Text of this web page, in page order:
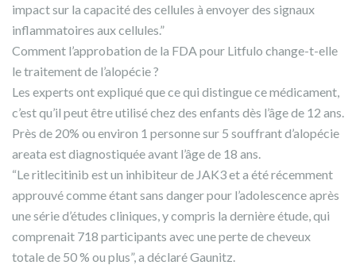
impact sur la capacité des cellules à envoyer des signaux
inflammatoires aux cellules.”
Comment l’approbation de la FDA pour Litfulo change-t-elle
le traitement de l’alopécie ?
Les experts ont expliqué que ce qui distingue ce médicament,
c’est qu’il peut être utilisé chez des enfants dès l’âge de 12 ans.
Près de 20% ou environ 1 personne sur 5 souffrant d’alopécie
areata est diagnostiquée avant l’âge de 18 ans.
“Le ritlecitinib est un inhibiteur de JAK3 et a été récemment
approuvé comme étant sans danger pour l’adolescence après
une série d’études cliniques, y compris la dernière étude, qui
comprenait 718 participants avec une perte de cheveux
totale de 50 % ou plus”, a déclaré Gaunitz.